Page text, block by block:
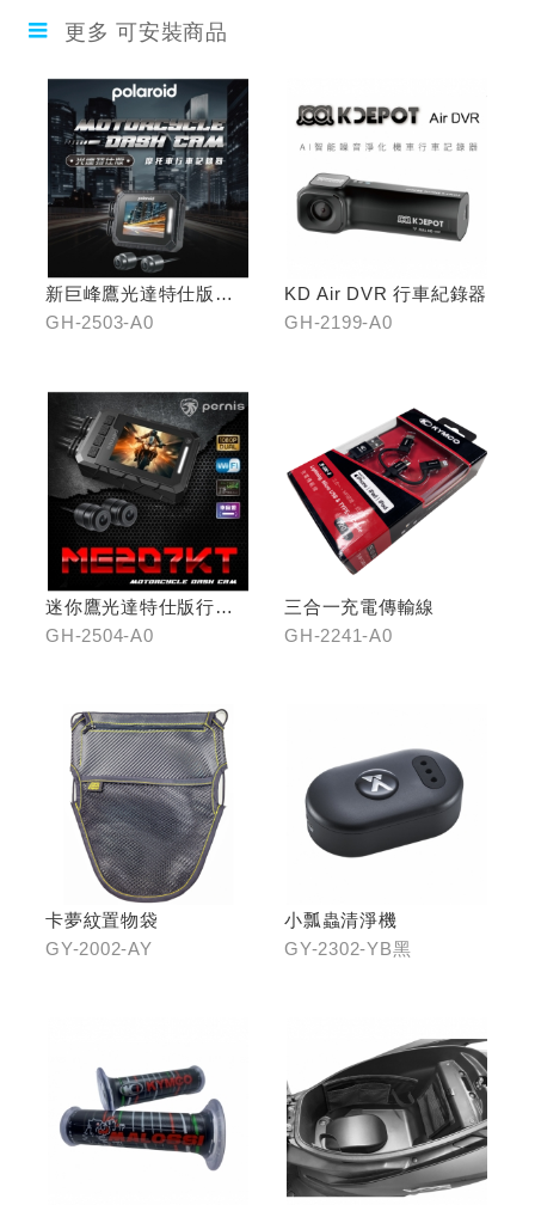
更多 可安裝商品
新巨峰鷹光達特仕版行
車紀錄器
GH-2503-A0
KD Air DVR 行車紀錄器
GH-2199-A0
迷你鷹光達特仕版行車
記錄器
GH-2504-A0
三合一充電傳輸線
GH-2241-A0
卡夢紋置物袋
GY-2002-AY
小瓢蟲清淨機
GY-2302-YB黑